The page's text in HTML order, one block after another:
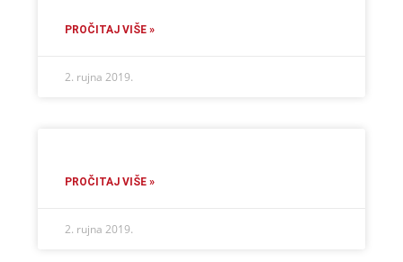
PROČITAJ VIŠE »
2. rujna 2019.
PROČITAJ VIŠE »
2. rujna 2019.